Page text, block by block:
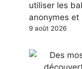
utiliser les
anonymes et
9 août 2026